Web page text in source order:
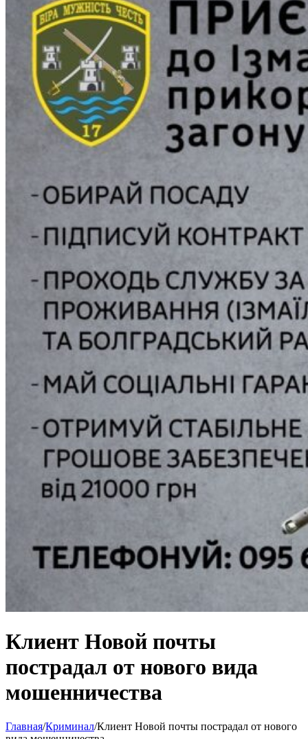
Клиент Новой почты
пострадал от нового вида
мошенничества
Главная/Криминал/Клиент Новой почты пострадал от нового